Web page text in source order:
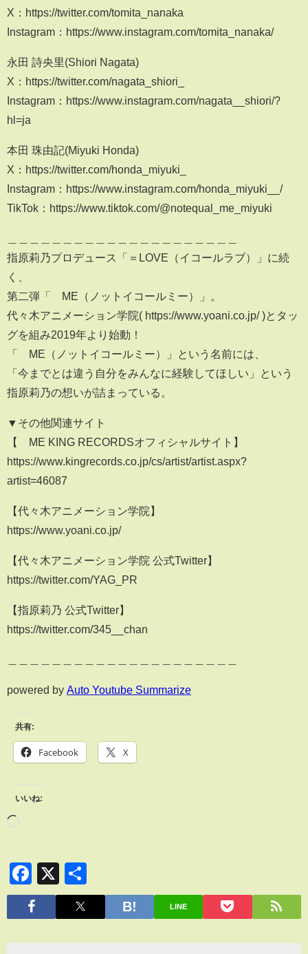
X：https://twitter.com/tomita_nanaka
Instagram：https://www.instagram.com/tomita_nanaka/
永田 詩央里(Shiori Nagata)
X：https://twitter.com/nagata_shiori_
Instagram：https://www.instagram.com/nagata__shiori/?
hl=ja
本田 珠由記(Miyuki Honda)
X：https://twitter.com/honda_miyuki_
Instagram：https://www.instagram.com/honda_miyuki__/
TikTok：https://www.tiktok.com/@notequal_me_miyuki
指原莉乃プロデュース「＝LOVE（イコールラブ）」に続
く、
第二弾「≠ME（ノットイコールミー）」。
代々木アニメーション学院( https://www.yoani.co.jp/ )とタッ
グを組み2019年より始動！
「≠ME（ノットイコールミー）」という名前には、
「今までとは違う自分をみんなに経験してほしい」という
指原莉乃の想いが詰まっている。
▼その他関連サイト
【≠ME KING RECORDSオフィシャルサイト】
https://www.kingrecords.co.jp/cs/artist/artist.aspx?
artist=46087
【代々木アニメーション学院】
https://www.yoani.co.jp/
【代々木アニメーション学院 公式Twitter】
https://twitter.com/YAG_PR
【指原莉乃 公式Twitter】
https://twitter.com/345__chan
powered by Auto Youtube Summarize
共有:
Facebook X
いいね:
Facebook
X
有
LINE